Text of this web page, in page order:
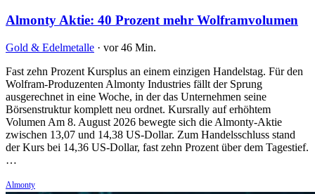
Almonty Aktie: 40 Prozent mehr Wolframvolumen
Gold & Edelmetalle · vor 46 Min.
Fast zehn Prozent Kursplus an einem einzigen Handelstag. Für den
Wolfram-Produzenten Almonty Industries fällt der Sprung
ausgerechnet in eine Woche, in der das Unternehmen seine
Börsenstruktur komplett neu ordnet. Kursrally auf erhöhtem
Volumen Am 8. August 2026 bewegte sich die Almonty-Aktie
zwischen 13,07 und 14,38 US-Dollar. Zum Handelsschluss stand
der Kurs bei 14,36 US-Dollar, fast zehn Prozent über dem Tagestief.
…
Almonty